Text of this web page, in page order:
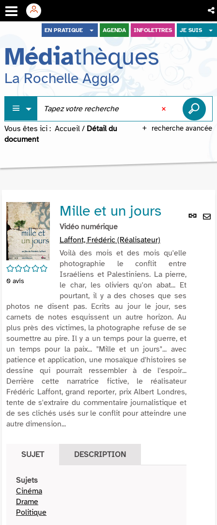
menu
contenu
recherche
EN PRATIQUE AGENDA INFOLETTRES JE SUIS
Médiathèques
La Rochelle Agglo
recherche avancée
Vous êtes ici : Accueil / Détail du
document
Lien
/5
0 avis
Mille et un jours
Vidéo numérique
Laffont, Frédéric (Réalisateur)
Voilà des mois et des mois qu'elle
photographie le conflit entre
Israéliens et Palestiniens. La pierre,
le char, les oliviers qu'on abat... Et
pourtant, il y a des choses que ses
photos ne disent pas. Ecrits au jour le jour, ses
carnets de notes esquissent un autre horizon. Au
plus près des victimes, la photographe refuse de se
soumettre au pire. Il y a un temps pour la guerre, et
un temps pour la paix... "Mille et un jours"... avec
patience et application, une mosaïque d'histoires se
dessine qui pourrait ressembler à de l'espoir...
Derrière cette narratrice fictive, le réalisateur
Frédéric Laffont, grand reporter, prix Albert Londres,
tente de s'extraire du commentaire journalistique et
de ses clichés usés sur le conflit pour atteindre une
autre dimension...
SUJET DESCRIPTION
Sujets
Cinéma
Drame
Politique